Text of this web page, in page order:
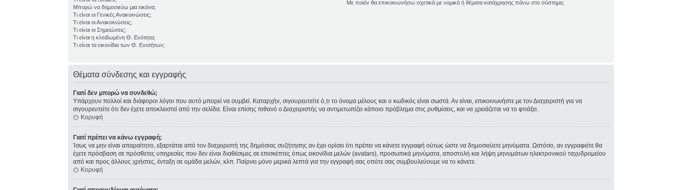
Μπορώ να δημοσιεύω μια εικόνα;
Τι είναι οι Γενικές Ανακοινώσεις;
Τι είναι οι Ανακοινώσεις;
Τι είναι οι Σημειώσεις;
Τι είναι η κλειδωμένη Θ. Ενότητα;
Τι είναι τα εικονίδια των Θ. Ενοτήτων;
Με ποιόν θα επικοινωνήσω σχετικά με νομικά ή θέματα κατάχρησης πάνω στο σύστημα;
Θέματα σύνδεσης και εγγραφής
Γιατί δεν μπορώ να συνδεθώ;
Υπάρχουν πολλοί και διάφοροι λόγοι που αυτό μπορεί να συμβεί. Καταρχήν, σιγουρευτείτε ό,τι το όνομα μέλους και ο κωδικός είναι σωστά. Αν είναι, επικοινωνήστε με τον Διαχειριστή για να
σιγουρευτείτε ότι δεν έχετε αποκλειστεί από την σελίδα. Είναι επίσης πιθανό ο Διαχειριστής να αντιμετωπίζει κάποιο πρόβλημα στις ρυθμίσεις, και να χρειάζεται να το φτιάξει.
Κορυφή
Γιατί πρέπει να κάνω εγγραφή;
Ίσως να μην είναι απαραίτητο, εξαρτάται από τον διαχειριστή της δημόσιας συζήτησης αν έχει ορίσει ότι πρέπει να κάνετε εγγραφή ούτως ώστε να δημοσιεύετε μηνύματα. Ωστόσο, αν εγγραφείτε θα
έχετε πρόσβαση σε πρόσθετες υπηρεσίες που δεν είναι διαθέσιμες σε επισκέπτες όπως εικονίδια μελών (avatars), προσωπικά μηνύματα, αποστολή και λήψη μηνυμάτων ηλεκτρονικού ταχυδρομείου
από και προς άλλους χρήστες, ένταξη σε ομάδα μελών, κλπ. Παίρνει μόνο μερικά λεπτά για την εγγραφή σας οπότε σας συμβουλεύουμε να το κάνετε.
Κορυφή